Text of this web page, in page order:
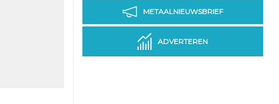
METAALNIEUWSBRIEF
ADVERTEREN